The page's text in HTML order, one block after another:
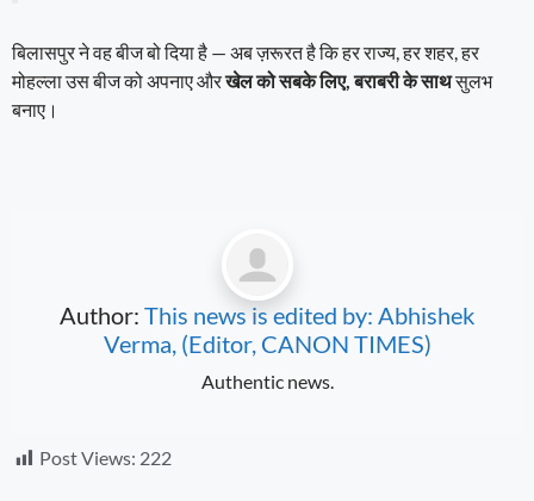
बिलासपुर ने वह बीज बो दिया है — अब ज़रूरत है कि हर राज्य, हर शहर, हर
मोहल्ला उस बीज को अपनाए औरखेल को सबके लिए, बराबरी के साथसुलभ
बनाए।
Author: This news is edited by: Abhishek
Verma, (Editor, CANON TIMES)
Authentic news.
Post Views: 222